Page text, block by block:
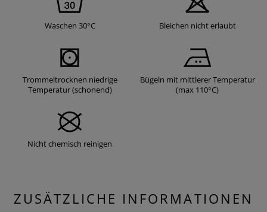
Waschen 30°C Bleichen nicht erlaubt
Trommeltrocknen niedrige
Temperatur (schonend)
Bügeln mit mittlerer Temperatur
(max 110°C)
Nicht chemisch reinigen
ZUSÄTZLICHE INFORMATIONEN